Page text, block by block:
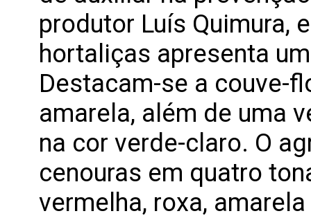
produtor Luís Quimura,
hortaliças apresenta
Destacam-se a couve-
amarela, além de uma
na cor verde-claro. O
cenouras em quatro
vermelha, roxa,